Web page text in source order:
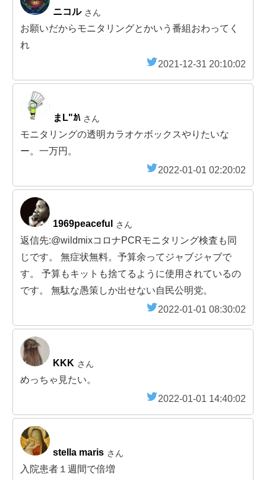
ニコル さん
お願いだからモニタリングとかいう番組おわってく
れ
2021-12-31 20:10:02
まL"ｶ\ さん
モニタリングの透明カラオケボックスやりたいな
ー。一万円。
2022-01-01 02:20:02
1969peaceful さん
返信先:@wildmixコロナPCRモニタリング検査も同
じです。 無症状無料。予算余ってジャブジャブで
す。 予算もキットも捨てるように使用されているの
です。 無駄な愚策しか出せない自民公明党。
2022-01-01 08:30:02
KKK さん
めっちゃ見たい。
2022-01-01 14:40:02
stella maris さん
入院患者１週間で倍増